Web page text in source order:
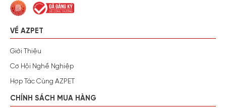
VỀ AZPET
Giới Thiệu
Cơ Hội Nghề Nghiệp
Hợp Tác Cùng AZPET
CHÍNH SÁCH MUA HÀNG